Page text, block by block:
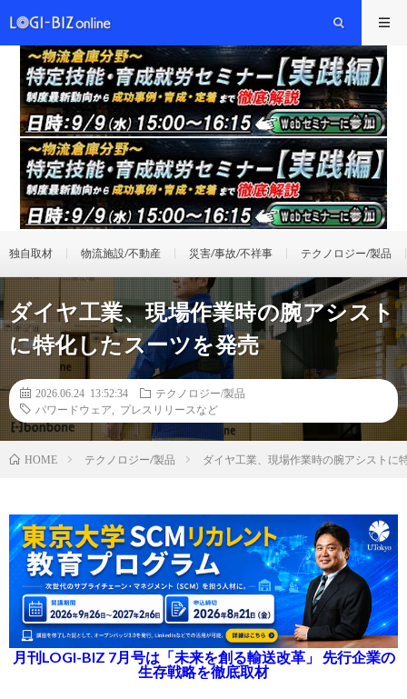
独自取材 物流施設/不動産 災害/事故/不祥事 テクノロジー/製品
ダイヤ工業、現場作業時の腕アシスト
に特化したスーツを発売
2026.06.24 13:52:34
テクノロジー/製品
パワードウェア
プレスリリースなど
HOME テクノロジー/製品 ダイヤ工業、現場作業時の腕アシストに
月刊LOGI-BIZ 7月号は「未来を創る輸送改革」 先行企業の
生存戦略を徹底取材